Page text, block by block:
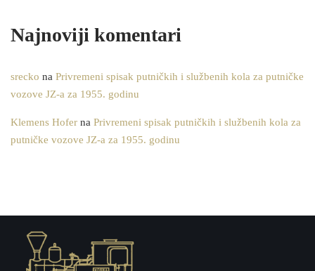
Najnoviji komentari
srecko na Privremeni spisak putničkih i službenih kola za putničke
vozove JZ-a za 1955. godinu
Klemens Hofer na Privremeni spisak putničkih i službenih kola za
putničke vozove JZ-a za 1955. godinu